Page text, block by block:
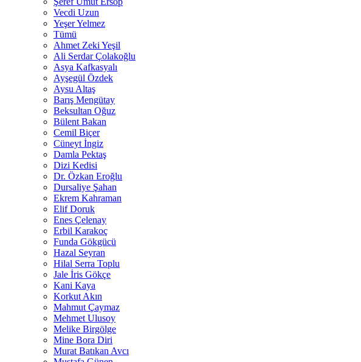
Vecdi Uzun
Yeşer Yelmez
Tümü
Ahmet Zeki Yeşil
Ali Serdar Çolakoğlu
Asya Kafkasyalı
Ayşegül Özdek
Aysu Altaş
Barış Mengütay
Beksultan Oğuz
Bülent Bakan
Cemil Biçer
Cüneyt İngiz
Damla Pektaş
Dizi Kedisi
Dr. Özkan Eroğlu
Dursaliye Şahan
Ekrem Kahraman
Elif Doruk
Enes Çelenay
Erbil Karakoç
Funda Gökgücü
Hazal Seyran
Hilal Serra Toplu
Jale İris Gökçe
Kani Kaya
Korkut Akın
Mahmut Çaymaz
Mehmet Ulusoy
Melike Birgölge
Mine Bora Diri
Murat Batıkan Avcı